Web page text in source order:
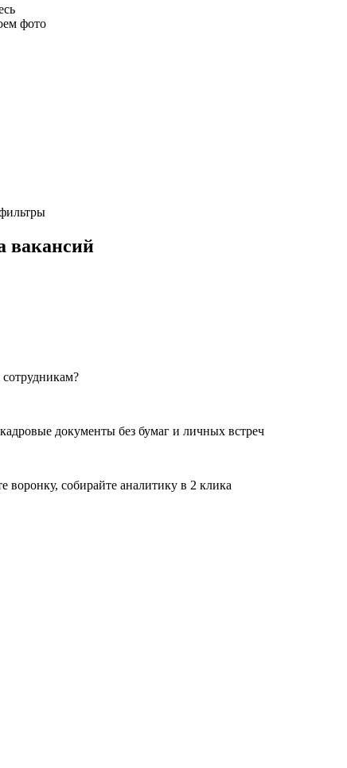
фото
вакансий
документы без бумаг и личных встреч
воронку, собирайте аналитику в 2 клика